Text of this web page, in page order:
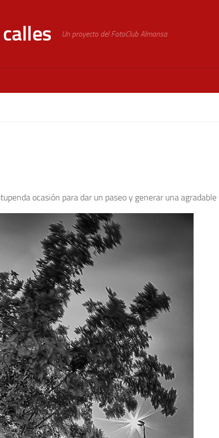
Un proyecto del FotoClub Almansa
ocasión para dar un paseo y generar una